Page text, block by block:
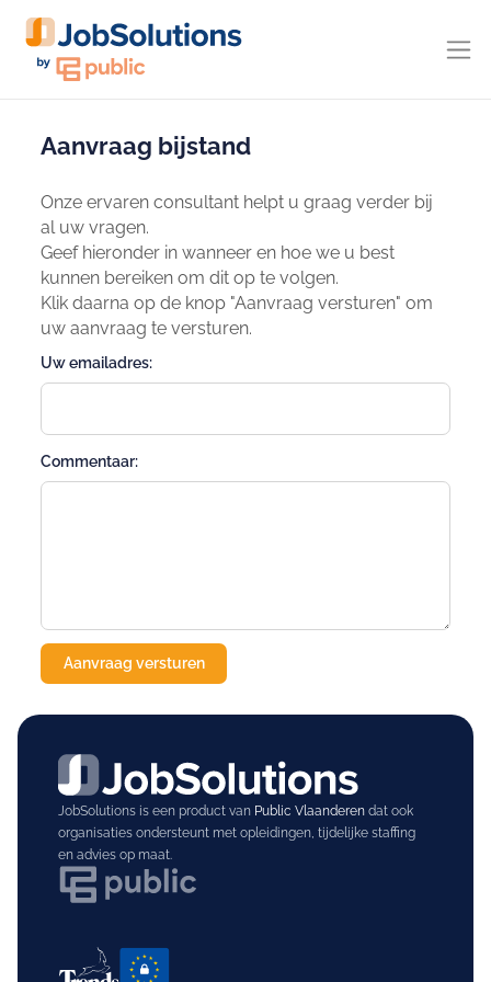
Aanvraag bijstand
Onze ervaren consultant helpt u graag verder bij
al uw vragen.
Geef hieronder in wanneer en hoe we u best
kunnen bereiken om dit op te volgen.
Klik daarna op de knop "Aanvraag versturen" om
uw aanvraag te versturen.
Uw emailadres:
Commentaar:
JobSolutions is een product van Public Vlaanderendat ook
organisaties ondersteunt met opleidingen, tijdelijke staffing
en advies op maat.